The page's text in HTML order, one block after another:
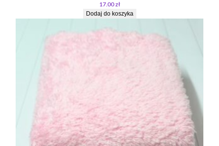
17.00zł
Dodaj do koszyka